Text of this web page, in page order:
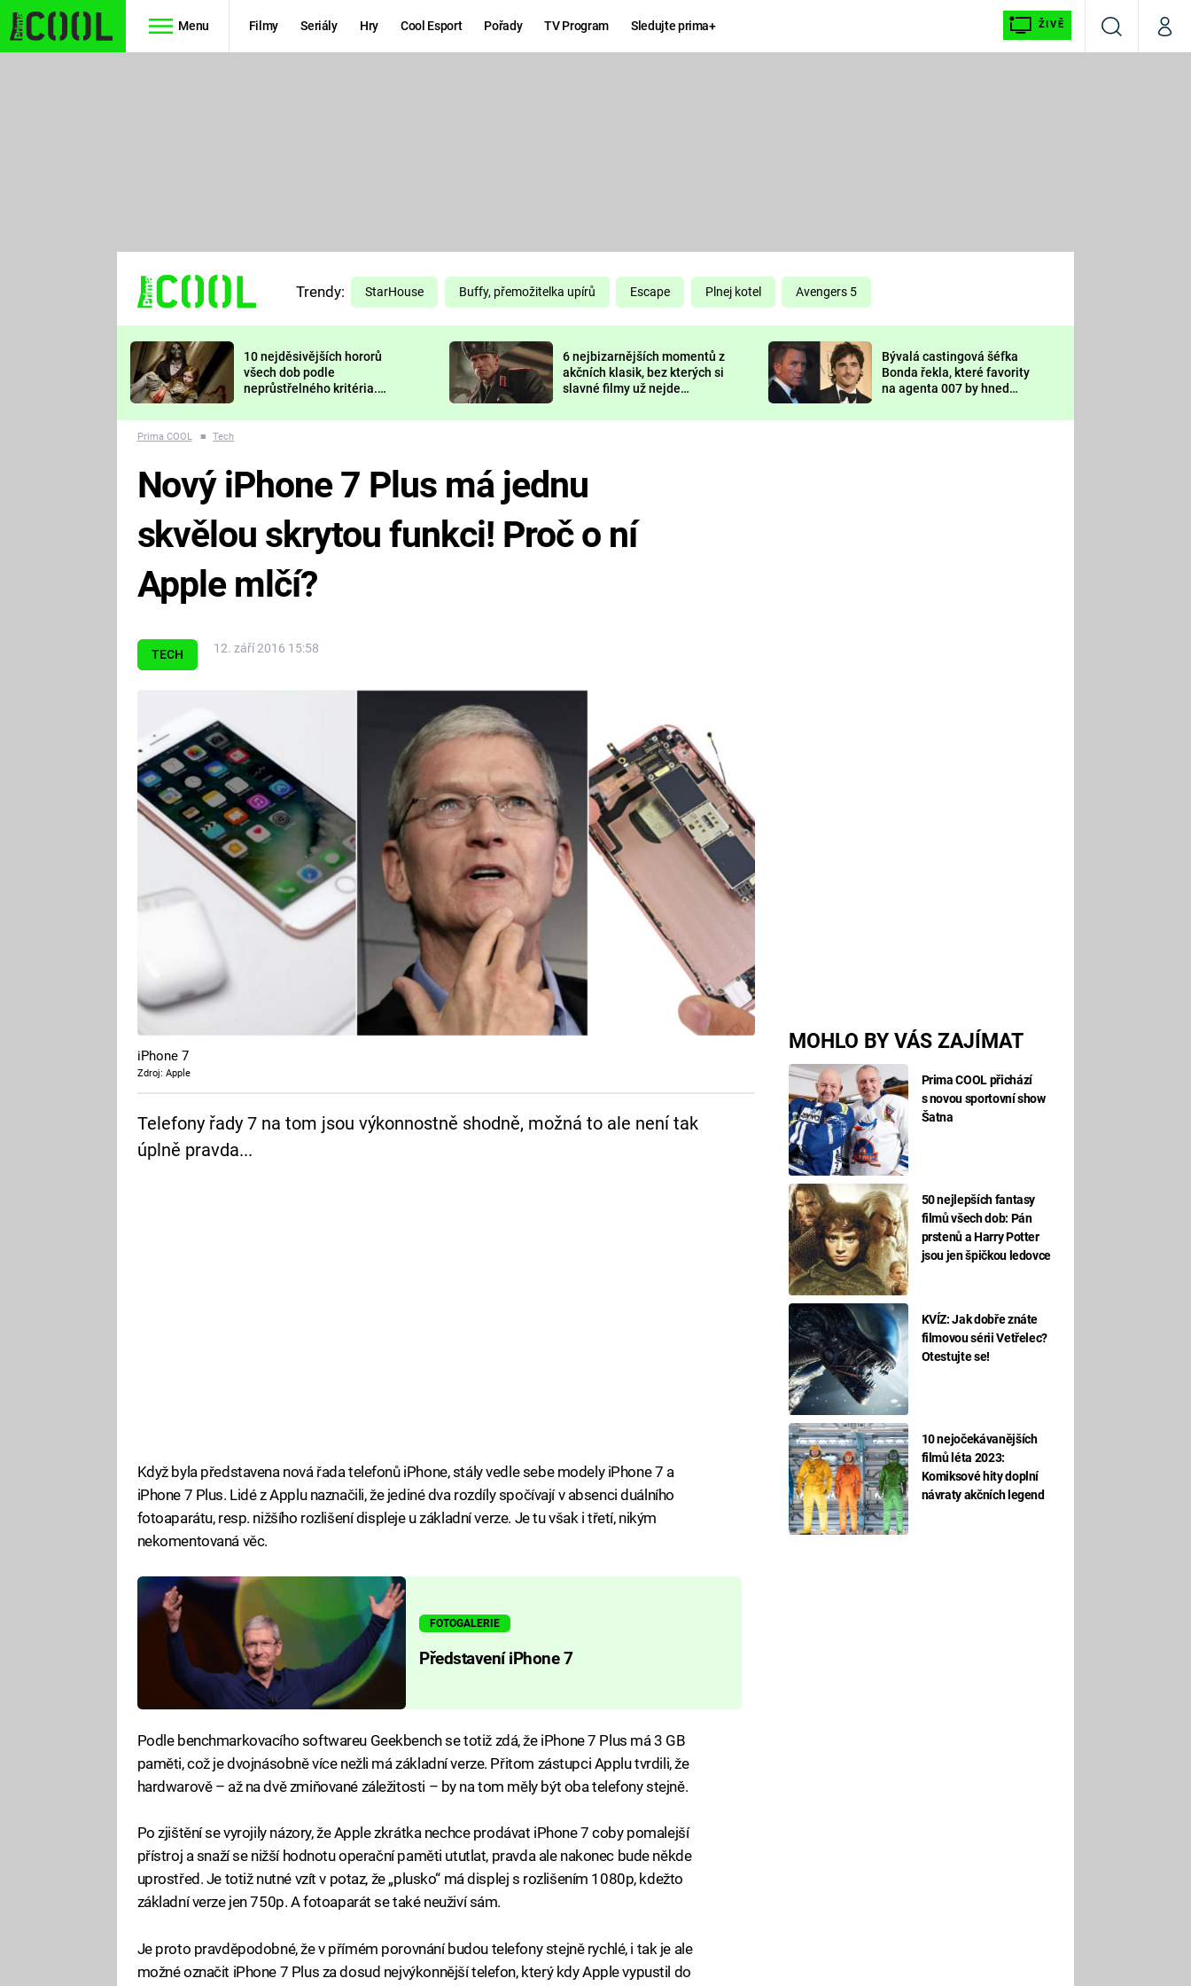
Menu Filmy Seriály Hry Cool Esport Pořady TV Program Sledujte prima+ ŽIVĚ
VyhledáváníMůj
TŘESKU
FUTURAMA
PREDÁTOR
DELIVERANCE
KOMEDIE
CHUCK
NORRIS
DEADPOOL
Prima LAJK
Sledujte nás
Trendy: StarHouse Buffy, přemožitelka upírů Escape Plnej kotel Avengers 5
10 nejděsivějších hororů
všech dob podle
neprůstřelného kritéria.
nejvíc zvednou tep?
6 nejbizarnějších momentů z
akčních klasik, bez kterých si
slavné filmy už nejde
Bývalá castingová šéfka
Bonda řekla, které favority
na agenta 007 by hned
Prima COOL ■ Tech
TECH 12. září 2016 15:58
MOHLO BY VÁS ZAJÍMAT
Prima COOL přichází
s novou sportovní show
Šatna
50 nejlepších fantasy
filmů všech dob: Pán
prstenů a Harry Potter
jsou jen špičkou ledovce
KVÍZ: Jak dobře znáte
filmovou sérii Vetřelec?
Otestujte se!
10 nejočekávanějších
filmů léta 2023:
Komiksové hity doplní
návraty akčních legend
Nový iPhone 7 Plus má jednu
skvělou skrytou funkci! Proč o ní
Apple mlčí?
iPhone 7
Zdroj: Apple
Telefony řady 7 na tom jsou výkonnostně shodně, možná to ale není tak
úplně pravda...
Když byla představena nová řada telefonů iPhone, stály vedle sebe modely iPhone 7 a
iPhone 7 Plus. Lidé z Applu naznačili, že jediné dva rozdíly spočívají v absenci duálního
fotoaparátu, resp. nižšího rozlišení displeje u základní verze. Je tu však i třetí, nikým
nekomentovaná věc.
FOTOGALERIE
Představení iPhone 7
Podle benchmarkovacího softwareu Geekbench se totiž zdá, že iPhone 7 Plus má 3 GB
paměti, což je dvojnásobně více nežli má základní verze. Přitom zástupci Applu tvrdili, že
hardwarově – až na dvě zmiňované záležitosti – by na tom měly být oba telefony stejně.
Po zjištění se vyrojily názory, že Apple zkrátka nechce prodávat iPhone 7 coby pomalejší
přístroj a snaží se nižší hodnotu operační paměti ututlat, pravda ale nakonec bude někde
uprostřed. Je totiž nutné vzít v potaz, že „plusko“ má displej s rozlišením 1080p, kdežto
základní verze jen 750p. A fotoaparát se také neuživí sám.
Je proto pravděpodobné, že v přímém porovnání budou telefony stejně rychlé, i tak je ale
možné označit iPhone 7 Plus za dosud nejvýkonnější telefon, který kdy Apple vypustil do